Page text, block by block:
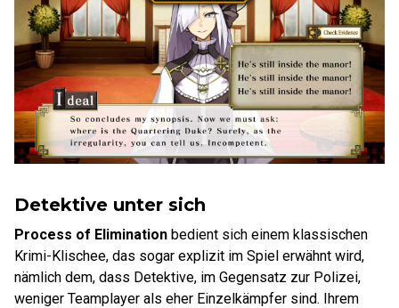
Detektive unter sich
Process of Elimination bedient sich einem klassischen
Krimi-Klischee, das sogar explizit im Spiel erwähnt wird,
nämlich dem, dass Detektive, im Gegensatz zur Polizei,
weniger Teamplayer als eher Einzelkämpfer sind. Ihrem